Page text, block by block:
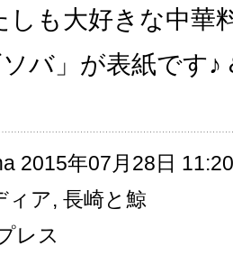
しも大好きな中華
バ」が表紙です
2015年07月28日 11:20
ィア, 長崎と鯨
レス